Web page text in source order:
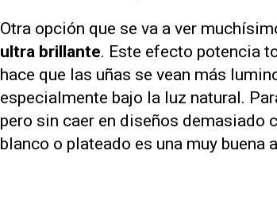
Otra opción que se va a ver
ultra brillante. Este efecto potencia
hace que las uñas se vean más
especialmente bajo la luz natural.
pero sin caer en diseños demasiado
blanco o plateado es una muy buena